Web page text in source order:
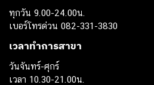
ทุกวัน 9.00-24.00น.
เบอร์โทรด่วน 082-331-3830
เวลาทำการสาขา
วันจันทร์-ศุกร์
เวลา 10.30-21.00น.